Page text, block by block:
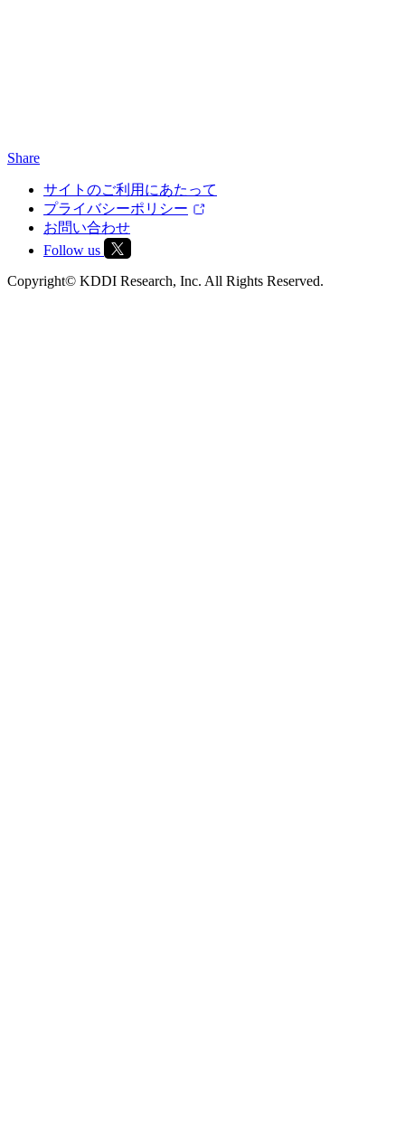
Share
サイトのご利用にあたって
プライバシーポリシー
お問い合わせ
Follow us
Copyright© KDDI Research, Inc. All Rights Reserved.